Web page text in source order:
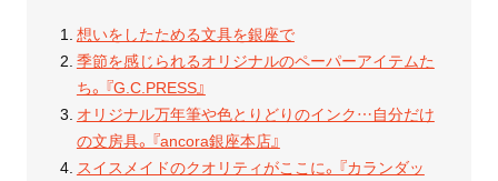
想いをしたためる文具を銀座で
季節を感じられるオリジナルのペーパーアイテムた
ち。『G.C.PRESS』
オリジナル万年筆や色とりどりのインク…自分だけ
の文房具。『ancora銀座本店』
スイスメイドのクオリティがここに。『カランダッ